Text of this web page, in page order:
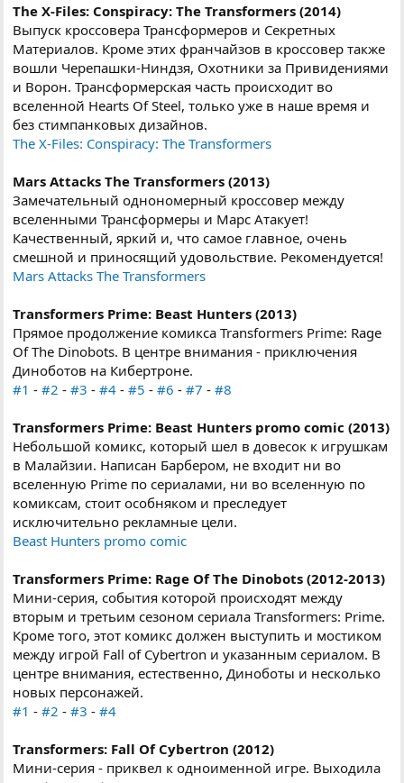
The X-Files: Conspiracy: The Transformers (2014)
Выпуск кроссовера Трансформеров и Секретных
Материалов. Кроме этих франчайзов в кроссовер также
вошли Черепашки-Ниндзя, Охотники за Привидениями
и Ворон. Трансформерская часть происходит во
вселенной Hearts Of Steel, только уже в наше время и
без стимпанковых дизайнов.
The X-Files: Conspiracy: The Transformers
Mars Attacks The Transformers (2013)
Замечательный однономерный кроссовер между
вселенными Трансформеры и Марс Атакует!
Качественный, яркий и, что самое главное, очень
смешной и приносящий удовольствие. Рекомендуется!
Mars Attacks The Transformers
Transformers Prime: Beast Hunters (2013)
Прямое продолжение комикса Transformers Prime: Rage
Of The Dinobots. В центре внимания - приключения
Диноботов на Кибертроне.
#1 -#2 -#3 -#4 -#5 -#6 -#7 -#8
Transformers Prime: Beast Hunters promo comic (2013)
Небольшой комикс, который шел в довесок к игрушкам
в Малайзии. Написан Барбером, не входит ни во
вселенную Prime по сериалами, ни во вселенную по
комиксам, стоит особняком и преследует
исключительно рекламные цели.
Beast Hunters promo comic
Transformers Prime: Rage Of The Dinobots (2012-2013)
Мини-серия, события которой происходят между
вторым и третьим сезоном сериала Transformers: Prime.
Кроме того, этот комикс должен выступить и мостиком
между игрой Fall of Cybertron и указанным сериалом. В
центре внимания, естественно, Диноботы и несколько
новых персонажей.
#1 -#2 -#3 -#4
Transformers: Fall Of Cybertron (2012)
Мини-серия - приквел к одноименной игре. Выходила